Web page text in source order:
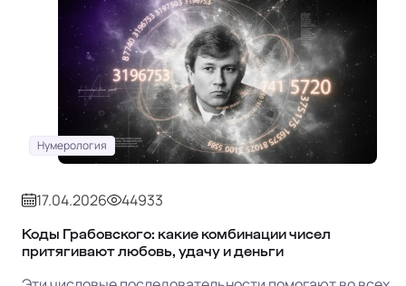
Нумерология
17.04.2026 44933
Коды Грабовского: какие комбинации чисел
притягивают любовь, удачу и деньги